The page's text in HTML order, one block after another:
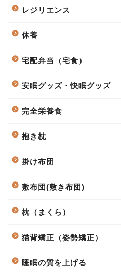
レジリエンス
休養
宅配弁当（宅食）
安眠グッズ・快眠グッズ
完全栄養食
抱き枕
掛け布団
敷布団(敷き布団)
枕（まくら）
猫背矯正（姿勢矯正）
睡眠の質を上げる